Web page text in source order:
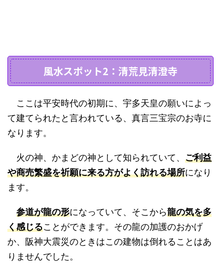
風水スポット2：清荒見清澄寺
ここは平安時代の初期に、宇多天皇の願いによっ
て建てられたと言われている、真言三宝宗のお寺に
なります。
火の神、かまどの神として知られていて、 ご利益
や商売繁盛を祈願に来る方がよく訪れる場所になり
ます。
参道が龍の形になっていて、そこから龍の気を多
く感じることができます。その龍の加護のおかげ
か、阪神大震災のときはこの建物は倒れることはあ
りませんでした。